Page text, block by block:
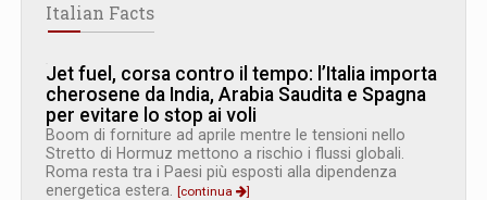
Italian Facts
Jet fuel, corsa contro il tempo: l’Italia importa
cherosene da India, Arabia Saudita e Spagna
per evitare lo stop ai voli
Boom di forniture ad aprile mentre le tensioni nello
Stretto di Hormuz mettono a rischio i flussi globali.
Roma resta tra i Paesi più esposti alla dipendenza
energetica estera. [continua
]